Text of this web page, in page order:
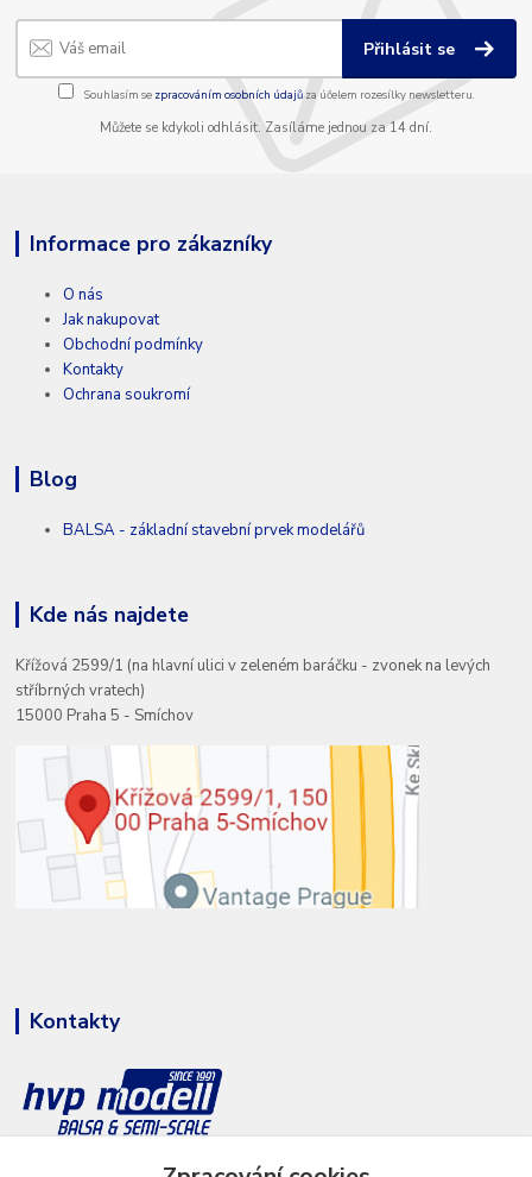
Přihlásit se
Souhlasím se zpracováním osobních údajůza účelem rozesílky newsletteru.
Můžete se kdykoli odhlásit. Zasíláme jednou za 14 dní.
Informace pro zákazníky
O nás
Jak nakupovat
Obchodní podmínky
Kontakty
Ochrana soukromí
Blog
BALSA - základní stavební prvek modelářů
Kde nás najdete
Křížová 2599/1 (na hlavní ulici v zeleném baráčku - zvonek na levých
stříbrných vratech)
15000 Praha 5 - Smíchov
Kontakty